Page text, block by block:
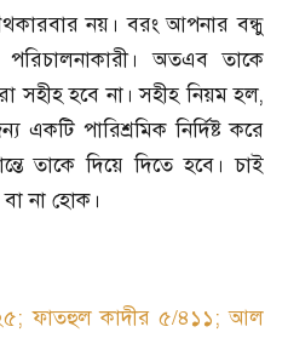
নয়। বরং আপনার বন্ধু
অতএব তাকে
সহীহ হবে না। সহীহ নিয়ম হল,
একটি পারিশ্রমিক নির্দিষ্ট করে
তাকে দিয়ে দিতে হবে। চাই
না হোক।
ফাতহুল কাদীর ৫/৪১১; আল